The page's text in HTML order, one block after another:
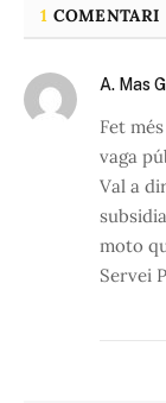
1 COMENTARI
A. Mas
Fet
vaga
Val a
moto
Servei